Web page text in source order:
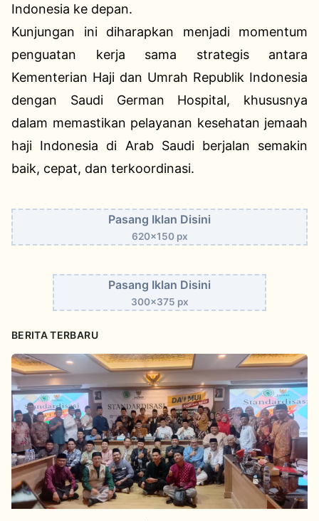
Indonesia ke depan.
Kunjungan ini diharapkan menjadi momentum
penguatan kerja sama strategis antara
Kementerian Haji dan Umrah Republik Indonesia
dengan Saudi German Hospital, khususnya
dalam memastikan pelayanan kesehatan jemaah
haji Indonesia di Arab Saudi berjalan semakin
baik, cepat, dan terkoordinasi.
Pasang Iklan Disini
620x150 px
Pasang Iklan Disini
300x375 px
BERITA TERBARU